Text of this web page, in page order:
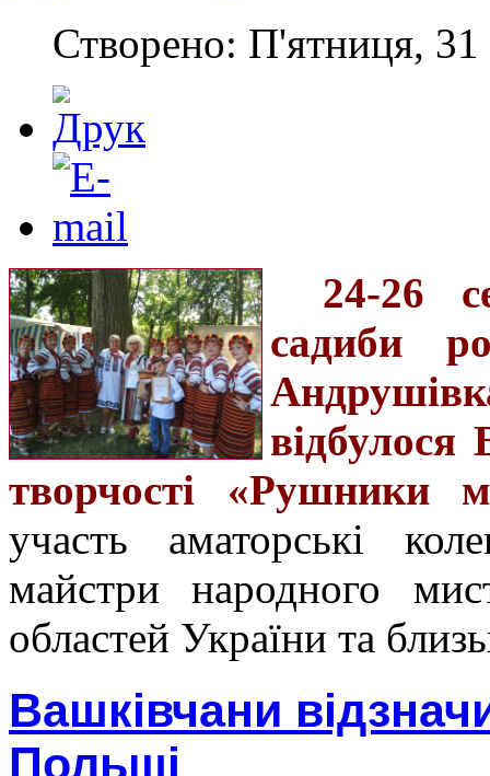
Створено: П'ятниця,
24-26
садиби
відбулося
творчості «Рушники
участь аматорські
майстри народного
областей України та
Вашківчани
Польщі